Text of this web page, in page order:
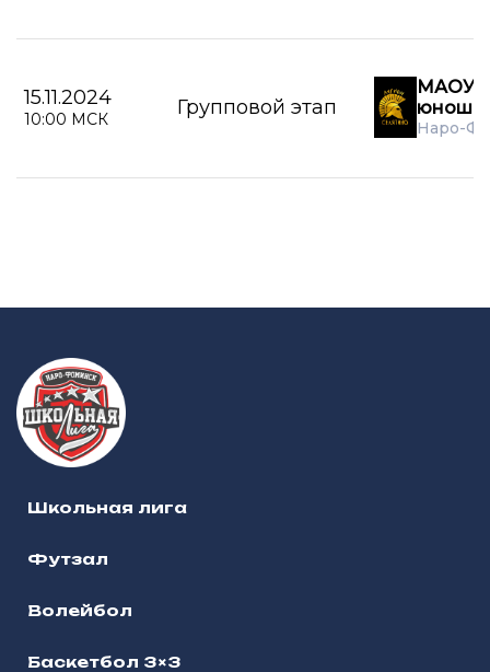
15.11.2024
10:00 МСК Групповой этап
МАОУ
юноши
Наро-
Школьная лига
Футзал
Волейбол
Баскетбол 3×3